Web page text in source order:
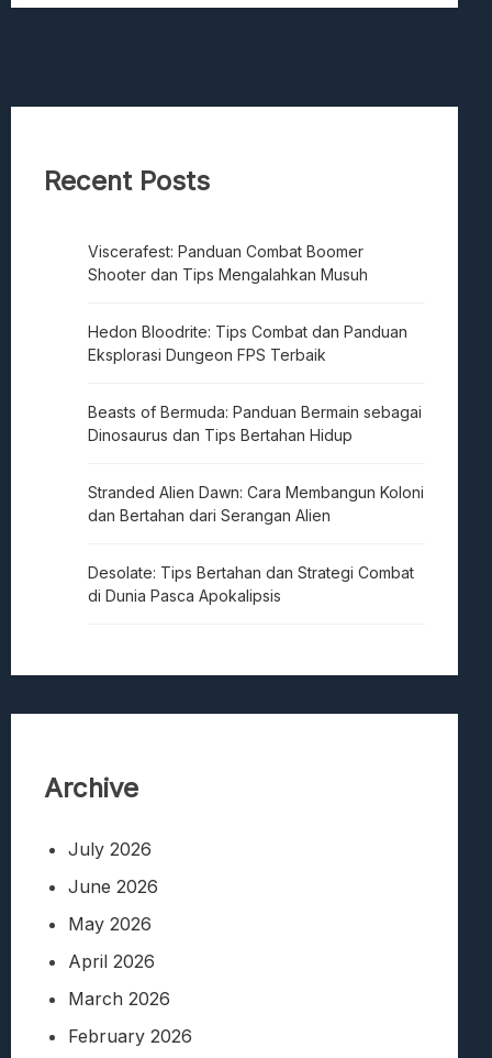
Recent Posts
Viscerafest: Panduan Combat Boomer
Shooter dan Tips Mengalahkan Musuh
Hedon Bloodrite: Tips Combat dan Panduan
Eksplorasi Dungeon FPS Terbaik
Beasts of Bermuda: Panduan Bermain sebagai
Dinosaurus dan Tips Bertahan Hidup
Stranded Alien Dawn: Cara Membangun Koloni
dan Bertahan dari Serangan Alien
Desolate: Tips Bertahan dan Strategi Combat
di Dunia Pasca Apokalipsis
Archive
July 2026
June 2026
May 2026
April 2026
March 2026
February 2026